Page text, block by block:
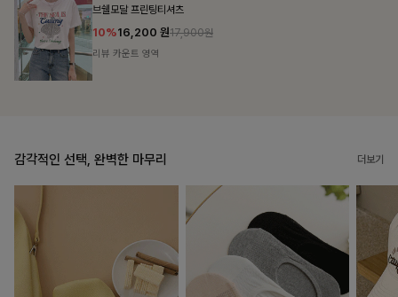
감각적인 선택, 완벽한 마무리 더보기